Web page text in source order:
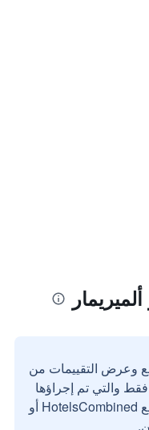
وعرض التقييمات من
والتي تم إجراؤها
بواسطة مستخدمين حقيقيين مع HotelsCombined أو